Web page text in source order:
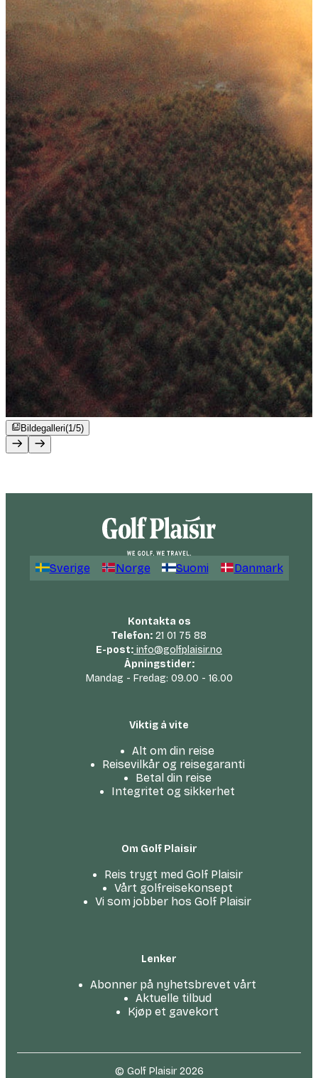
Bildegalleri(1/5)
Sverige Norge Suomi Danmark
Kontakta os
Telefon: 21 01 75 88
E-post: info@golfplaisir.no
Åpningstider:
Mandag - Fredag: 09.00 - 16.00
Viktig å vite
Alt om din reise
Reisevilkår og reisegaranti
Betal din reise
Integritet og sikkerhet
Om Golf Plaisir
Reis trygt med Golf Plaisir
Vårt golfreise­konsept
Vi som jobber hos Golf Plaisir
Lenker
Abonner på nyhetsbrevet vårt
Aktuelle tilbud
Kjøp et gavekort
© Golf Plaisir 2026